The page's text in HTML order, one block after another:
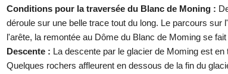
Conditions pour la traversée du Blanc de Moning :
déroule sur une belle trace tout du long. Le parcours
l'arête, la remontée au Dôme du Blanc de Moming se
Descente : La descente par le glacier de Moming est
Quelques rochers affleurent en dessous de la fin du